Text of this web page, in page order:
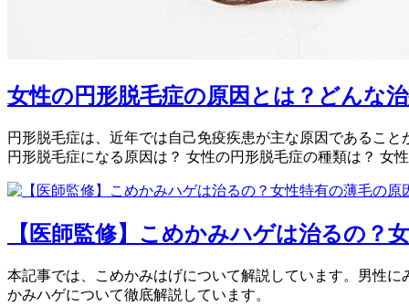
女性の円形脱毛症の原因とは？どんな
円形脱毛症は、近年では自己免疫疾患が主な原因であるこ
円形脱毛症になる原因は？ 女性の円形脱毛症の種類は？
【医師監修】こめかみハゲは治るの？
本記事では、こめかみはげについて解説しています。男性
かみハゲについて徹底解説しています。